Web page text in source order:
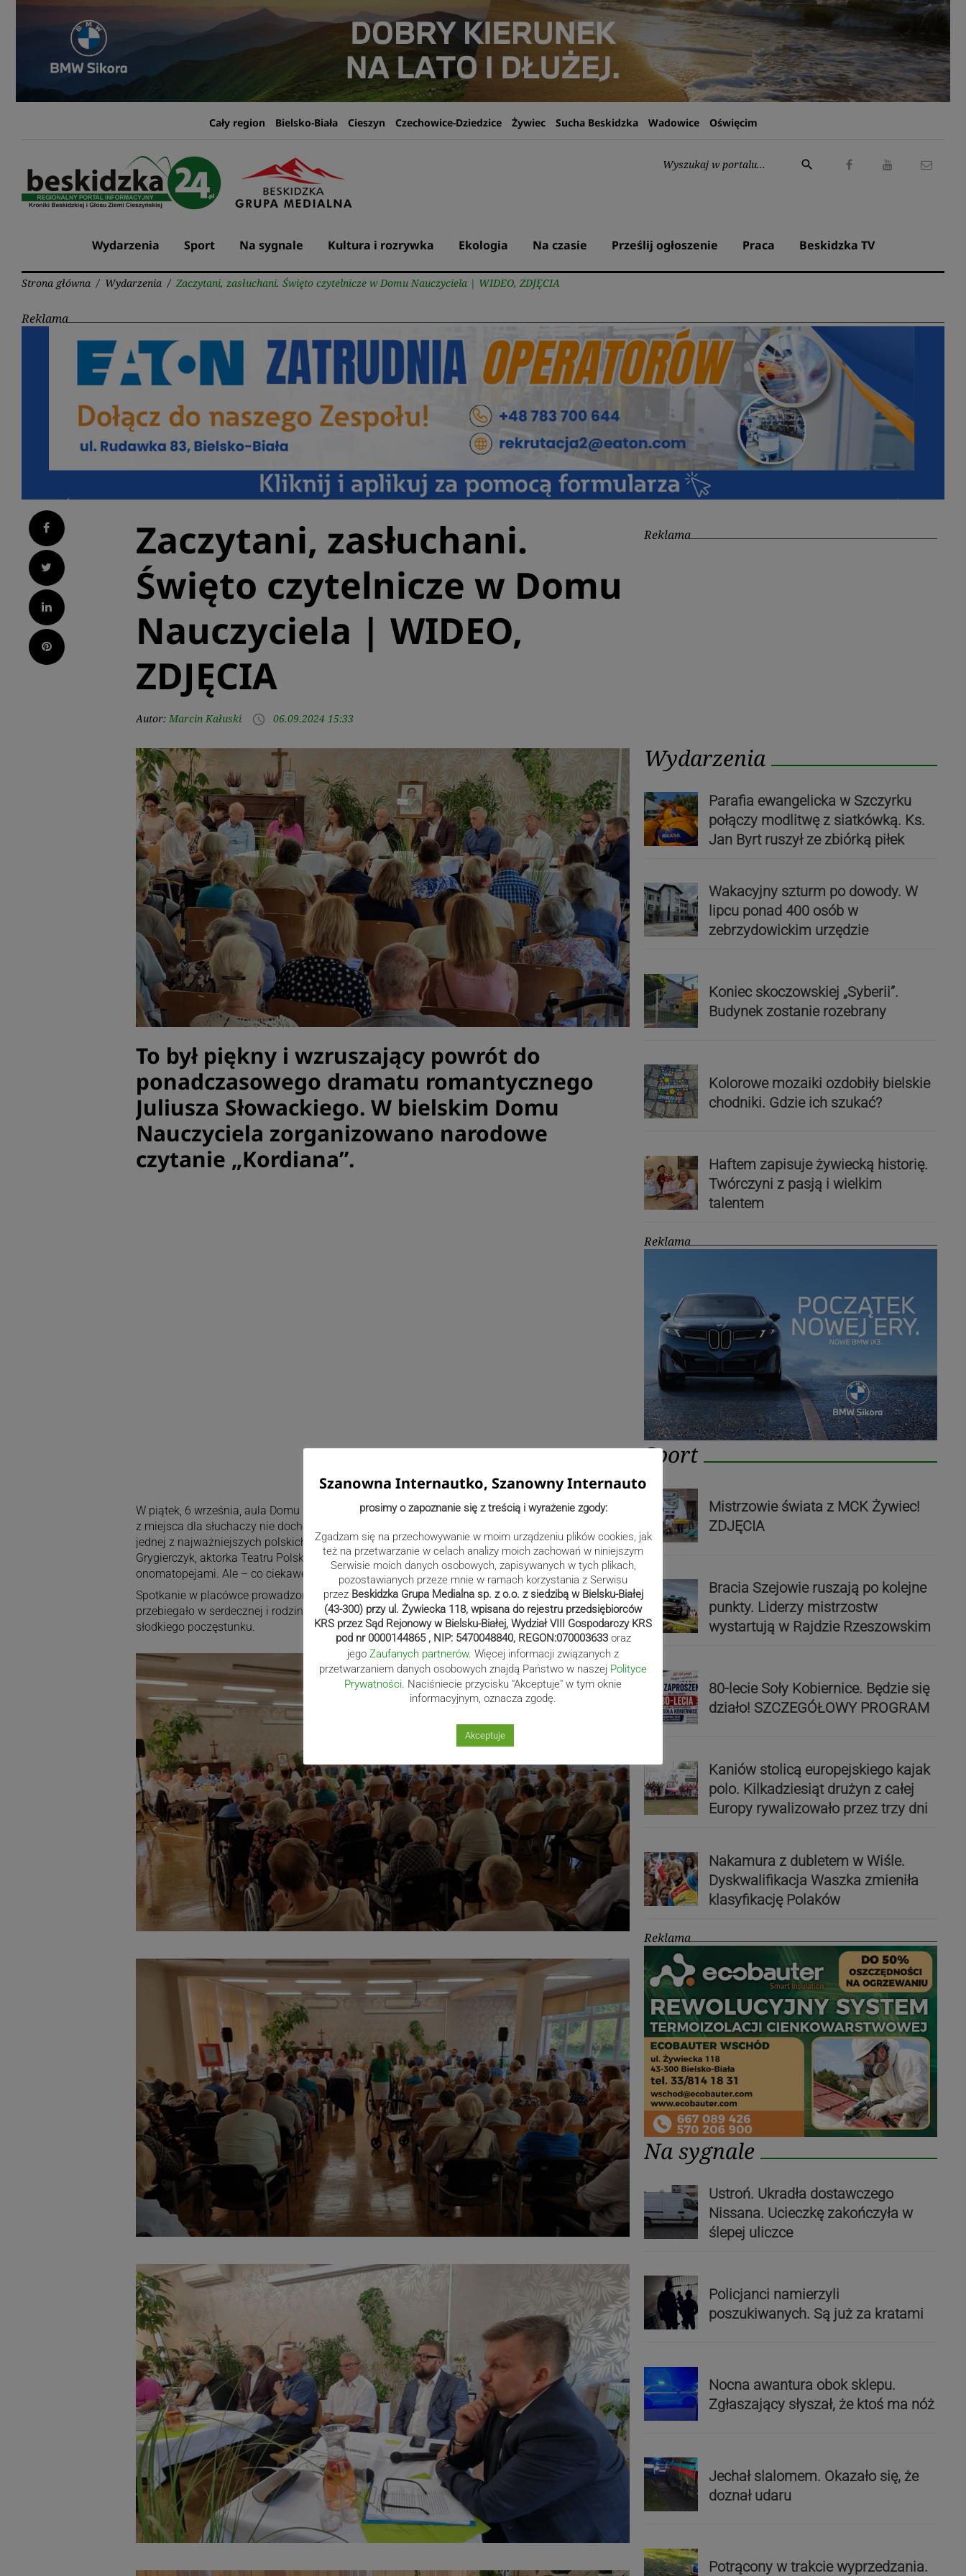
Przejdź
Cały region Bielsko-Biała Cieszyn Czechowice-Dziedzice Żywiec Sucha Beskidzka Wadowice Oświęcim
Wyszukaj:
search
Wydarzenia Sport Na sygnale Kultura i rozrywka Ekologia Na czasie Prześlij ogłoszenie Praca Beskidzka TV
Strona główna / Wydarzenia / Zaczytani, zasłuchani. Święto czytelnicze w Domu Nauczyciela | WIDEO, ZDJĘCIA
Reklama
Facebook
Twitter
LinkedIn
Pinterest
Zaczytani, zasłuchani.
Święto czytelnicze w Domu
Nauczyciela | WIDEO,
ZDJĘCIA
Autor: Marcin Kałuski access_time 06.09.2024 15:33
To był piękny i wzruszający powrót do
ponadczasowego dramatu romantycznego
Juliusza Słowackiego. W bielskim Domu
Nauczyciela zorganizowano narodowe
czytanie „Kordiana”.
W piątek, 6 września, aula Domu Pomocy Społecznej „Dom Nauczyciela” wypełniła się po brzegi, a
z miejsca dla słuchaczy nie dochodził nawet najmniejszy szmer. Wszyscy w skupieniu słuchali
jednej z najważniejszych polskich lektur. Prym w recytacji wiodła niezastąpiona Jadwiga
Grygierczyk, aktorka Teatru Polskiego w Bielsku-Białej, z werwą odczytując strofy i zachwycając
onomatopejami. Ale – co ciekawe – swoje role mieli i do odegrania licznie zaproszeni oficjele.
Spotkanie w placówce prowadzonej przez dyrektor Anetę Madeję, jak zawsze w tym miejscu,
przebiegało w serdecznej i rodzinnej atmosferze. Nie zabrakło wielu kuluarowych rozmów i
słodkiego poczęstunku.
Reklama
Wydarzenia
Parafia ewangelicka w Szczyrku
połączy modlitwę z siatkówką. Ks.
Jan Byrt ruszył ze zbiórką piłek
Wakacyjny szturm po dowody. W
lipcu ponad 400 osób w
zebrzydowickim urzędzie
Koniec skoczowskiej „Syberii”.
Budynek zostanie rozebrany
Kolorowe mozaiki ozdobiły bielskie
chodniki. Gdzie ich szukać?
Haftem zapisuje żywiecką historię.
Twórczyni z pasją i wielkim
talentem
Reklama
Sport
Mistrzowie świata z MCK Żywiec!
ZDJĘCIA
Bracia Szejowie ruszają po kolejne
punkty. Liderzy mistrzostw
wystartują w Rajdzie Rzeszowskim
80-lecie Soły Kobiernice. Będzie się
działo! SZCZEGÓŁOWY PROGRAM
Kaniów stolicą europejskiego kajak
polo. Kilkadziesiąt drużyn z całej
Europy rywalizowało przez trzy dni
Nakamura z dubletem w Wiśle.
Dyskwalifikacja Waszka zmieniła
klasyfikację Polaków
Reklama
Na sygnale
Ustroń. Ukradła dostawczego
Nissana. Ucieczkę zakończyła w
ślepej uliczce
Policjanci namierzyli
poszukiwanych. Są już za kratami
Nocna awantura obok sklepu.
Zgłaszający słyszał, że ktoś ma nóż
Jechał slalomem. Okazało się, że
doznał udaru
Potrącony w trakcie wyprzedzania.
Szanowna Internautko, Szanowny Internauto
prosimy o zapoznanie się z treścią i wyrażenie zgody:
Zgadzam się na przechowywanie w moim urządzeniu plików cookies, jak
też na przetwarzanie w celach analizy moich zachowań w niniejszym
Serwisie moich danych osobowych, zapisywanych w tych plikach,
pozostawianych przeze mnie w ramach korzystania z Serwisu
przez Beskidzka Grupa Medialna sp. z o.o. z siedzibą w Bielsku-Białej
(43-300) przy ul. Żywiecka 118, wpisana do rejestru przedsiębiorców
KRS przez Sąd Rejonowy w Bielsku-Białej, Wydział VIII Gospodarczy KRS
pod nr 0000144865 , NIP: 5470048840, REGON:070003633 oraz
jego Zaufanych partnerów. Więcej informacji związanych z
przetwarzaniem danych osobowych znajdą Państwo w naszej Polityce
Prywatności . Naciśniecie przycisku "Akceptuje" w tym oknie
informacyjnym, oznacza zgodę.
Akceptuje